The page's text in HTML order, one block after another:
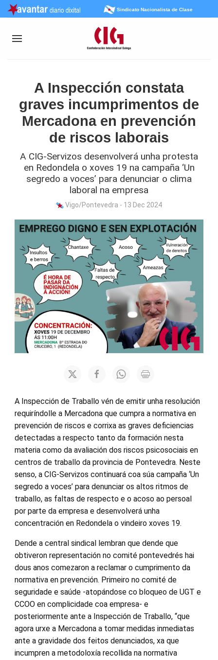
Sindicato Nacionalista de Clase
A Inspección constata
graves incumprimentos de
Mercadona en prevención
de riscos laborais
A CIG-Servizos desenvolverá unha protesta
en Redondela o xoves 19 na campaña ‘Un
segredo a voces’ para denunciar o clima
laboral na empresa
Vigo/Pontevedra - 13 Dec 2024
A Inspección de Traballo vén de emitir unha resolución
requiríndolle a Mercadona que cumpra a normativa en
prevención de riscos e corrixa as graves deficiencias
detectadas a respecto tanto da formación nesta
materia como da avaliación dos riscos psicosociais en
centros de traballo da provincia de Pontevedra. Neste
senso, a CIG-Servizos continuará coa súa campaña ‘Un
segredo a voces’ para denunciar os altos ritmos de
traballo, as faltas de respecto e o acoso ao persoal
por parte da empresa e desenvolverá unha
concentración en Redondela o vindeiro xoves 19.
Dende a central sindical lembran que dende que
obtiveron representación no comité pontevedrés hai
dous anos comezaron a reclamar o cumprimento da
normativa en prevención. Primeiro no comité de
seguridade e saúde -atopándose co bloqueo de UGT e
CCOO en complicidade coa empresa- e
posteriormente ante a Inspección de Traballo, “que
agora urxe a Mercadona a tomar medidas inmediatas
ante a gravidade dos feitos denunciados, xa que
incumpren a metodoloxía recollida na normativa